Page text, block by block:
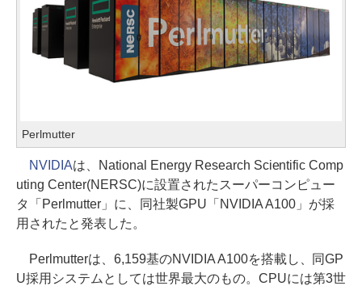
Perlmutter
NVIDIAは、National Energy Research Scientific Comp
uting Center(NERSC)に設置されたスーパーコンピュー
タ「Perlmutter」に、同社製GPU「NVIDIA A100」が採
用されたと発表した。
Perlmutterは、6,159基のNVIDIA A100を搭載し、同GP
U採用システムとしては世界最大のもの。CPUには第3世